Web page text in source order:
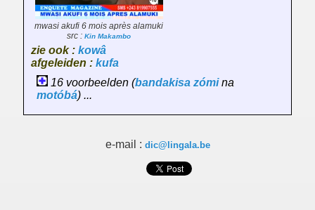
mwasi akufi 6 mois après alamuki
src : Kin Makambo
zie ook : kowâ
afgeleiden : kufa
16 voorbeelden (bandakisa zómina
motóbá) ...
e-mail : dic@lingala.be